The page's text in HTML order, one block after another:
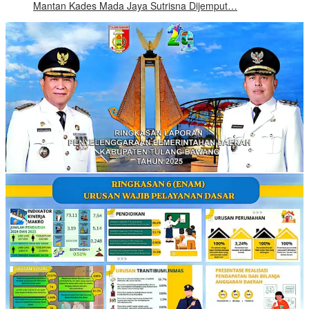
Mantan Kades Mada Jaya Sutrisna Dijemput…